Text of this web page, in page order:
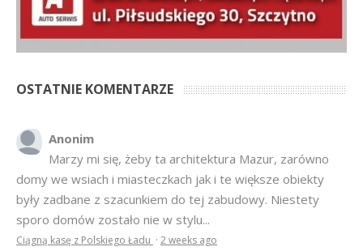
OSTATNIE KOMENTARZE
Anonim
Marzy mi się, żeby ta architektura Mazur, zarówno
domy we wsiach i miasteczkach jak i te większe obiekty
były zadbane z szacunkiem do tej zabudowy. Niestety
sporo domów zostało nie w stylu...
Ciągną kasę z Polskiego Ładu · 2 weeks ago